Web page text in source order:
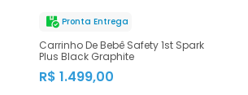
Pronta Entrega
Carrinho De Bebê Safety 1st Spark
Plus Black Graphite
R$ 1.499,00